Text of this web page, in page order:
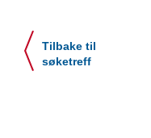
Tilbake til
søketreff